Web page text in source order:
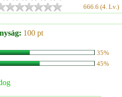
666.6 (4. Lv.)
100 pt
35%
45%